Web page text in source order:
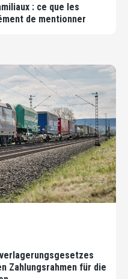
: ce que les
de mentionner
Zahlungsrahmen für die